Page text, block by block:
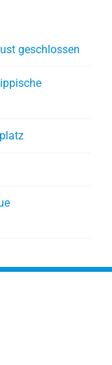
geschlossen